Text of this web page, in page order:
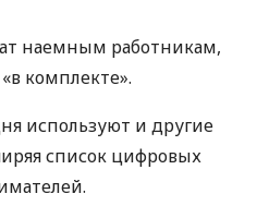
наемным работникам,
комплекте».
используют и другие
список цифровых